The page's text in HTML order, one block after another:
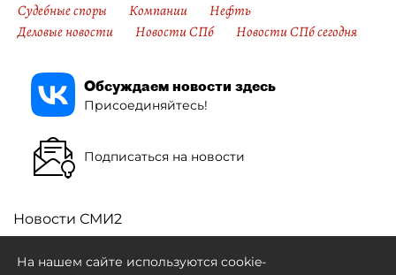
Судебные споры
Компании
Нефть
Деловые новости
Новости СПб Новости СПб сегодня
Обсуждаем новости здесь
Присоединяйтесь!
Подписаться на новости
Новости СМИ2
На нашем сайте используются cookie-